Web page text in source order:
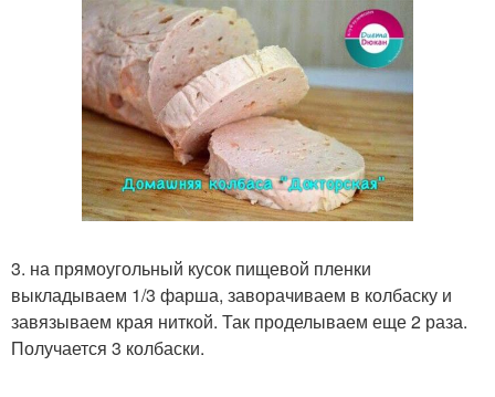
3. на прямоугольный кусок пищевой пленки
выкладываем 1/3 фарша, заворачиваем в колбаску и
завязываем края ниткой. Так проделываем еще 2 раза.
Получается 3 колбаски.